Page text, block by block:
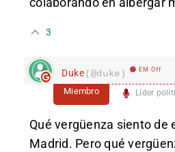
3
Duke(@duke) EM Off
Miembro Líder
Qué vergüenza siento de
Madrid. Pero qué